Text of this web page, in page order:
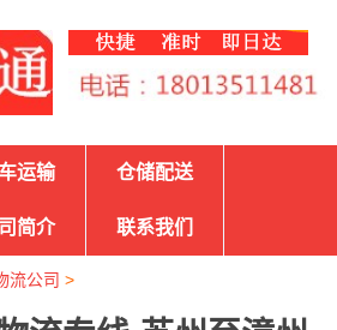
运输 仓储配送
简介 联系我们
流公司 >